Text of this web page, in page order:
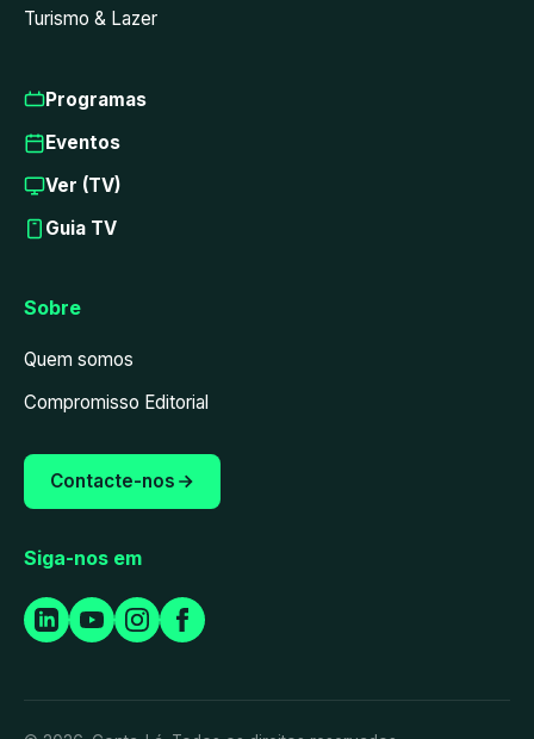
Turismo & Lazer
Programas
Eventos
Ver (TV)
Guia TV
Sobre
Quem somos
Compromisso Editorial
Contacte-nos
Siga-nos em